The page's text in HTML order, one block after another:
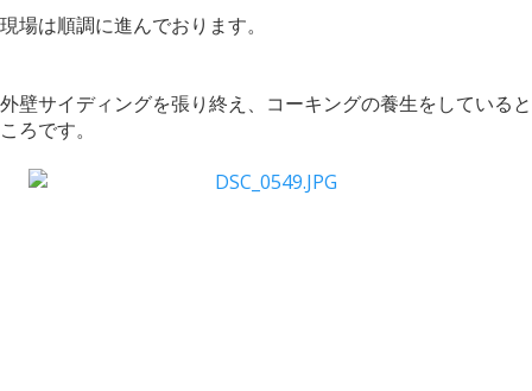
現場は順調に進んでおります。
外壁サイディングを張り終え、コーキングの養生をしていると
ころです。